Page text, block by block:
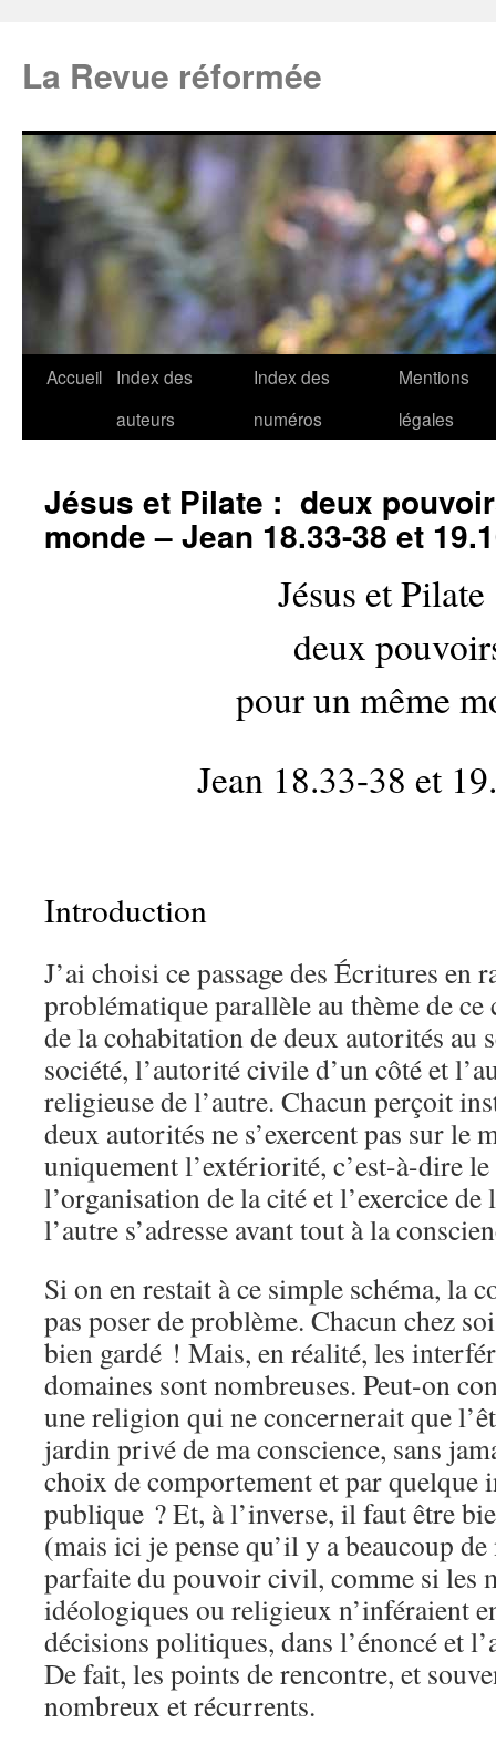
La Revue réformée
Accueil
Index des
auteurs
Index des
numéros
Mentions
légales
Jésus et Pilate : deux
monde – Jean 18.33-38 et
Jésus et
deux
pour un même
Jean 18.33-38 et
Introduction
J’ai choisi ce passage des Écritures en
problématique parallèle au thème de
de la cohabitation de deux autorités au
société, l’autorité civile d’un côté et
religieuse de l’autre. Chacun perçoit
deux autorités ne s’exercent pas sur le
uniquement l’extériorité, c’est-à-dire
l’organisation de la cité et l’exercice
l’autre s’adresse avant tout à la
Si on en restait à ce simple schéma, la
pas poser de problème. Chacun chez
bien gardé ! Mais, en réalité, les
domaines sont nombreuses. Peut-on
une religion qui ne concernerait que
jardin privé de ma conscience, sans
choix de comportement et par quelque
publique ? Et, à l’inverse, il faut être
(mais ici je pense qu’il y a beaucoup
parfaite du pouvoir civil, comme si les
idéologiques ou religieux n’inféraient
décisions politiques, dans l’énoncé et
De fait, les points de rencontre, et
nombreux et récurrents.